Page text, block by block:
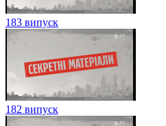
183 випуск
182 випуск